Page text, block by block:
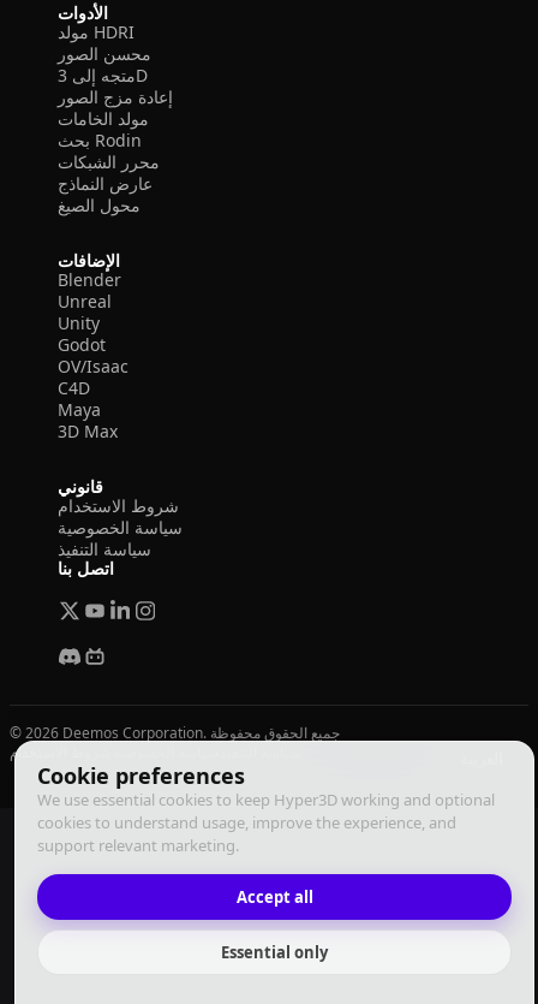
Cookie preferences
We use essential cookies to keep Hyper3D working and optional
cookies to understand usage, improve the experience, and
support relevant marketing.
Accept all
Essential only
الأدوات
مولد HDRI
محسن الصور
متجه إلى 3D
إعادة مزج الصور
مولد الخامات
بحث Rodin
محرر الشبكات
عارض النماذج
محول الصيغ
الإضافات
Blender
Unreal
Unity
Godot
OV/Isaac
C4D
Maya
3D Max
قانوني
شروط الاستخدام
سياسة الخصوصية
سياسة التنفيذ
اتصل بنا
© 2026 Deemos Corporation. جميع الحقوق محفوظة
شروط الاستخدام